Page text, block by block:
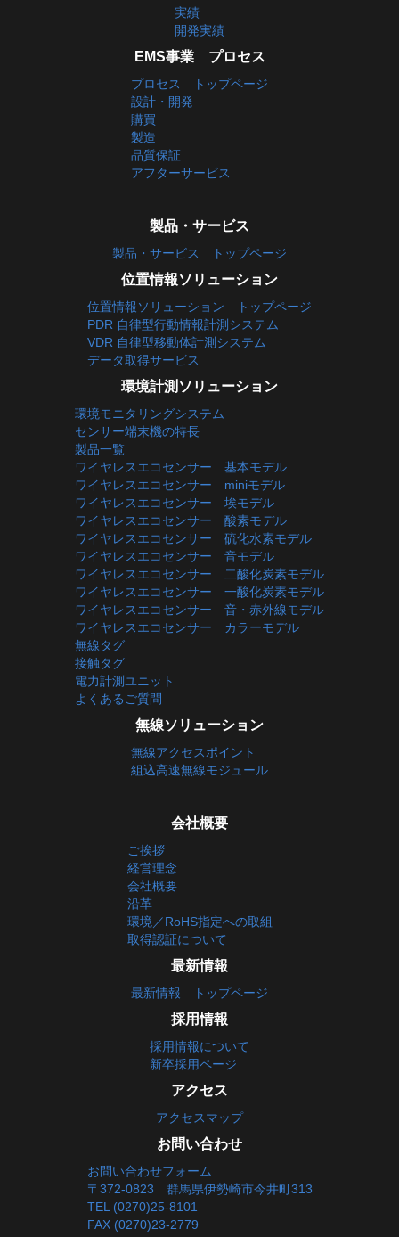
実績
開発実績
EMS事業 プロセス
プロセス トップページ
設計・開発
購買
製造
品質保証
アフターサービス
製品・サービス
製品・サービス トップページ
位置情報ソリューション
位置情報ソリューション トップページ
PDR 自律型行動情報計測システム
VDR 自律型移動体計測システム
データ取得サービス
環境計測ソリューション
環境モニタリングシステム
センサー端末機の特長
製品一覧
ワイヤレスエコセンサー 基本モデル
ワイヤレスエコセンサー miniモデル
ワイヤレスエコセンサー 埃モデル
ワイヤレスエコセンサー 酸素モデル
ワイヤレスエコセンサー 硫化水素モデル
ワイヤレスエコセンサー 音モデル
ワイヤレスエコセンサー 二酸化炭素モデル
ワイヤレスエコセンサー 一酸化炭素モデル
ワイヤレスエコセンサー 音・赤外線モデル
ワイヤレスエコセンサー カラーモデル
無線タグ
接触タグ
電力計測ユニット
よくあるご質問
無線ソリューション
無線アクセスポイント
組込高速無線モジュール
会社概要
ご挨拶
経営理念
会社概要
沿革
環境／RoHS指定への取組
取得認証について
最新情報
最新情報 トップページ
採用情報
採用情報について
新卒採用ページ
アクセス
アクセスマップ
お問い合わせ
お問い合わせフォーム
〒372-0823 群馬県伊勢崎市今井町313
TEL (0270)25-8101
FAX (0270)23-2779